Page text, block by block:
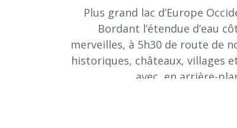
Plus grand lac d’Europe
Bordant l’étendue d’eau
merveilles, à 5h30 de route de
historiques, châteaux, villages
avec, en arrière-